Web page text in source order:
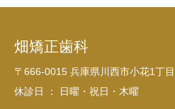
畑矯正歯科
〒666-0015 兵庫県川西市小花1丁
休診日 ： 日曜・祝日・木曜